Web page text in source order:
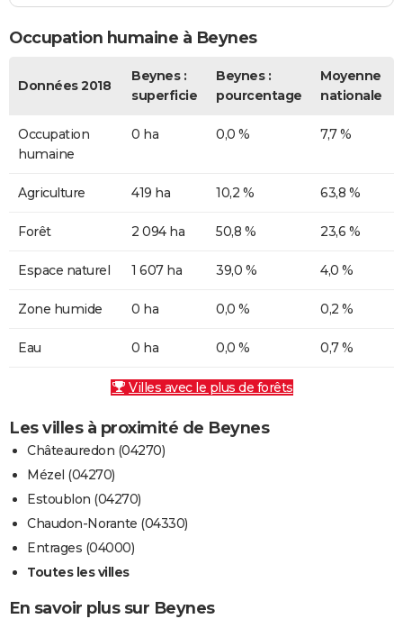
Occupation humaine à Beynes
Données 2018
Beynes :
superficie
Beynes :
pourcentage
Moyenne
nationale
Occupation
humaine
0 ha 0,0 % 7,7 %
Agriculture 419 ha 10,2 % 63,8 %
Forêt 2 094 ha 50,8 % 23,6 %
Espace naturel 1 607 ha 39,0 % 4,0 %
Zone humide 0 ha 0,0 % 0,2 %
Eau 0 ha 0,0 % 0,7 %
Villes avec le plus de forêts
Les villes à proximité de Beynes
Châteauredon (04270)
Mézel (04270)
Estoublon (04270)
Chaudon-Norante (04330)
Entrages (04000)
Toutes les villes
En savoir plus sur Beynes